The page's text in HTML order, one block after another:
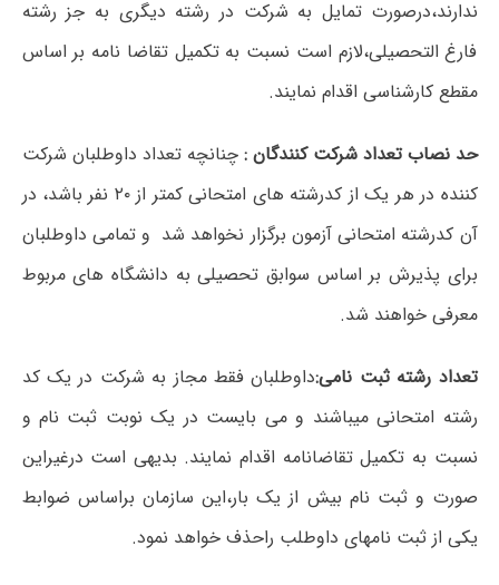
ندارند،درصورت تمایل به شرکت در رشته دیگری به جز رشته
فارغ التحصیلی،لازم است نسبت به تکمیل تقاضا نامه بر اساس
مقطع کارشناسی اقدام نمایند.
حد نصاب تعداد شرکت کنندگان : چنانچه تعداد داوطلبان شرکت
کننده در هر یک از کدرشته های امتحانی کمتر از ۲۰ نفر باشد، در
آن کدرشته امتحانی آزمون برگزار نخواهد شد و تمامی داوطلبان
برای پذیرش بر اساس سوابق تحصیلی به دانشگاه های مربوط
معرفی خواهند شد.
تعداد رشته ثبت نامی:داوطلبان فقط مجاز به شرکت در یک کد
رشته امتحانی می­باشند و می بایست در یک نوبت ثبت نام و
نسبت به تکمیل تقاضانامه اقدام نمایند. بدیهی است درغیراین
صورت و ثبت نام بیش از یک بار،این سازمان براساس ضوابط
یکی از ثبت نام­های داوطلب راحذف خواهد نمود.